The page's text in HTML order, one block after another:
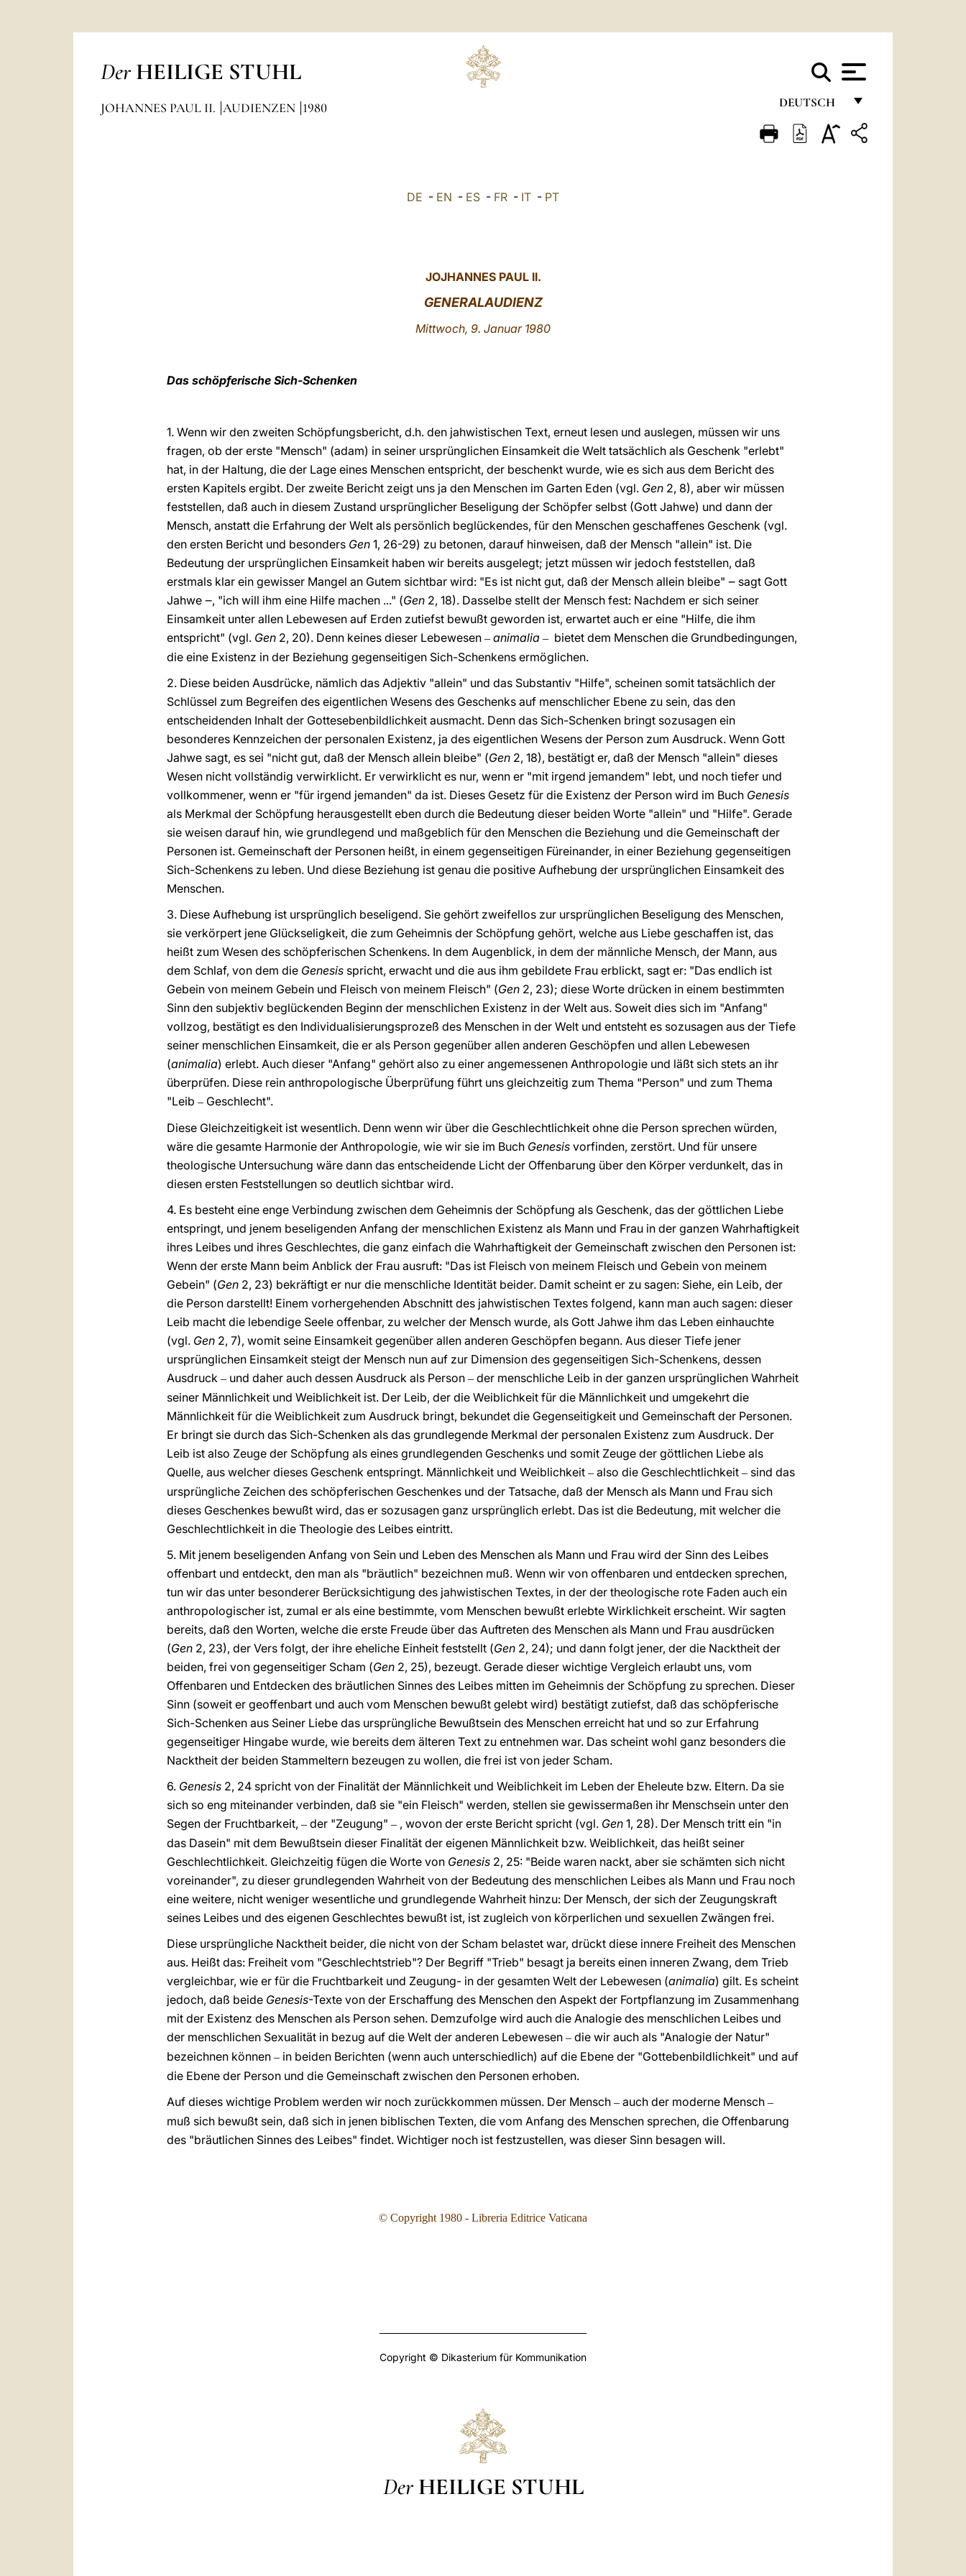
Der HEILIGE STUHL
DEUTSCH
FRANÇAIS
JOHANNES PAUL II. AUDIENZEN 1980
DE - EN - ES - FR - IT - PT
JOJHANNES PAUL II.
GENERALAUDIENZ
Mittwoch, 9. Januar 1980
Das schöpferische Sich-Schenken
1. Wenn wir den zweiten Schöpfungsbericht, d.h. den jahwistischen Text, erneut lesen und auslegen, müssen wir uns
fragen, ob der erste "Mensch" (adam) in seiner ursprünglichen Einsamkeit die Welt tatsächlich als Geschenk "erlebt"
hat, in der Haltung, die der Lage eines Menschen entspricht, der beschenkt wurde, wie es sich aus dem Bericht des
ersten Kapitels ergibt. Der zweite Bericht zeigt uns ja den Menschen im Garten Eden (vgl. Gen 2, 8), aber wir müssen
feststellen, daß auch in diesem Zustand ursprünglicher Beseligung der Schöpfer selbst (Gott Jahwe) und dann der
Mensch, anstatt die Erfahrung der Welt als persönlich beglückendes, für den Menschen geschaffenes Geschenk (vgl.
den ersten Bericht und besonders Gen 1, 26-29) zu betonen, darauf hinweisen, daß der Mensch "allein" ist. Die
Bedeutung der ursprünglichen Einsamkeit haben wir bereits ausgelegt; jetzt müssen wir jedoch feststellen, daß
erstmals klar ein gewisser Mangel an Gutem sichtbar wird: "Es ist nicht gut, daß der Mensch allein bleibe" ‒ sagt Gott
Jahwe ‒, "ich will ihm eine Hilfe machen ..." (Gen 2, 18). Dasselbe stellt der Mensch fest: Nachdem er sich seiner
Einsamkeit unter allen Lebewesen auf Erden zutiefst bewußt geworden ist, erwartet auch er eine "Hilfe, die ihm
entspricht" (vgl. Gen 2, 20). Denn keines dieser Lebewesen ‒ animalia ‒ bietet dem Menschen die Grundbedingungen,
die eine Existenz in der Beziehung gegenseitigen Sich-Schenkens ermöglichen.
2. Diese beiden Ausdrücke, nämlich das Adjektiv "allein" und das Substantiv "Hilfe", scheinen somit tatsächlich der
Schlüssel zum Begreifen des eigentlichen Wesens des Geschenks auf menschlicher Ebene zu sein, das den
entscheidenden Inhalt der Gottesebenbildlichkeit ausmacht. Denn das Sich-Schenken bringt sozusagen ein
besonderes Kennzeichen der personalen Existenz, ja des eigentlichen Wesens der Person zum Ausdruck. Wenn Gott
Jahwe sagt, es sei "nicht gut, daß der Mensch allein bleibe" (Gen 2, 18), bestätigt er, daß der Mensch "allein" dieses
Wesen nicht vollständig verwirklicht. Er verwirklicht es nur, wenn er "mit irgend jemandem" lebt, und noch tiefer und
vollkommener, wenn er "für irgend jemanden" da ist. Dieses Gesetz für die Existenz der Person wird im Buch Genesis
als Merkmal der Schöpfung herausgestellt eben durch die Bedeutung dieser beiden Worte "allein" und "Hilfe". Gerade
sie weisen darauf hin, wie grundlegend und maßgeblich für den Menschen die Beziehung und die Gemeinschaft der
Personen ist. Gemeinschaft der Personen heißt, in einem gegenseitigen Füreinander, in einer Beziehung gegenseitigen
Sich-Schenkens zu leben. Und diese Beziehung ist genau die positive Aufhebung der ursprünglichen Einsamkeit des
Menschen.
3. Diese Aufhebung ist ursprünglich beseligend. Sie gehört zweifellos zur ursprünglichen Beseligung des Menschen,
sie verkörpert jene Glückseligkeit, die zum Geheimnis der Schöpfung gehört, welche aus Liebe geschaffen ist, das
heißt zum Wesen des schöpferischen Schenkens. In dem Augenblick, in dem der männliche Mensch, der Mann, aus
dem Schlaf, von dem die Genesis spricht, erwacht und die aus ihm gebildete Frau erblickt, sagt er: "Das endlich ist
Gebein von meinem Gebein und Fleisch von meinem Fleisch" (Gen 2, 23); diese Worte drücken in einem bestimmten
Sinn den subjektiv beglückenden Beginn der menschlichen Existenz in der Welt aus. Soweit dies sich im "Anfang"
vollzog, bestätigt es den Individualisierungsprozeß des Menschen in der Welt und entsteht es sozusagen aus der Tiefe
seiner menschlichen Einsamkeit, die er als Person gegenüber allen anderen Geschöpfen und allen Lebewesen
(animalia) erlebt. Auch dieser "Anfang" gehört also zu einer angemessenen Anthropologie und läßt sich stets an ihr
überprüfen. Diese rein anthropologische Überprüfung führt uns gleichzeitig zum Thema "Person" und zum Thema
"Leib ‒ Geschlecht".
Diese Gleichzeitigkeit ist wesentlich. Denn wenn wir über die Geschlechtlichkeit ohne die Person sprechen würden,
wäre die gesamte Harmonie der Anthropologie, wie wir sie im Buch Genesis vorfinden, zerstört. Und für unsere
theologische Untersuchung wäre dann das entscheidende Licht der Offenbarung über den Körper verdunkelt, das in
diesen ersten Feststellungen so deutlich sichtbar wird.
4. Es besteht eine enge Verbindung zwischen dem Geheimnis der Schöpfung als Geschenk, das der göttlichen Liebe
entspringt, und jenem beseligenden Anfang der menschlichen Existenz als Mann und Frau in der ganzen Wahrhaftigkeit
ihres Leibes und ihres Geschlechtes, die ganz einfach die Wahrhaftigkeit der Gemeinschaft zwischen den Personen ist:
Wenn der erste Mann beim Anblick der Frau ausruft: "Das ist Fleisch von meinem Fleisch und Gebein von meinem
Gebein" (Gen 2, 23) bekräftigt er nur die menschliche Identität beider. Damit scheint er zu sagen: Siehe, ein Leib, der
die Person darstellt! Einem vorhergehenden Abschnitt des jahwistischen Textes folgend, kann man auch sagen: dieser
Leib macht die lebendige Seele offenbar, zu welcher der Mensch wurde, als Gott Jahwe ihm das Leben einhauchte
(vgl. Gen 2, 7), womit seine Einsamkeit gegenüber allen anderen Geschöpfen begann. Aus dieser Tiefe jener
ursprünglichen Einsamkeit steigt der Mensch nun auf zur Dimension des gegenseitigen Sich-Schenkens, dessen
Ausdruck ‒ und daher auch dessen Ausdruck als Person ‒ der menschliche Leib in der ganzen ursprünglichen Wahrheit
seiner Männlichkeit und Weiblichkeit ist. Der Leib, der die Weiblichkeit für die Männlichkeit und umgekehrt die
Männlichkeit für die Weiblichkeit zum Ausdruck bringt, bekundet die Gegenseitigkeit und Gemeinschaft der Personen.
Er bringt sie durch das Sich-Schenken als das grundlegende Merkmal der personalen Existenz zum Ausdruck. Der
Leib ist also Zeuge der Schöpfung als eines grundlegenden Geschenks und somit Zeuge der göttlichen Liebe als
Quelle, aus welcher dieses Geschenk entspringt. Männlichkeit und Weiblichkeit ‒ also die Geschlechtlichkeit ‒ sind das
ursprüngliche Zeichen des schöpferischen Geschenkes und der Tatsache, daß der Mensch als Mann und Frau sich
dieses Geschenkes bewußt wird, das er sozusagen ganz ursprünglich erlebt. Das ist die Bedeutung, mit welcher die
Geschlechtlichkeit in die Theologie des Leibes eintritt.
5. Mit jenem beseligenden Anfang von Sein und Leben des Menschen als Mann und Frau wird der Sinn des Leibes
offenbart und entdeckt, den man als "bräutlich" bezeichnen muß. Wenn wir von offenbaren und entdecken sprechen,
tun wir das unter besonderer Berücksichtigung des jahwistischen Textes, in der der theologische rote Faden auch ein
anthropologischer ist, zumal er als eine bestimmte, vom Menschen bewußt erlebte Wirklichkeit erscheint. Wir sagten
bereits, daß den Worten, welche die erste Freude über das Auftreten des Menschen als Mann und Frau ausdrücken
(Gen 2, 23), der Vers folgt, der ihre eheliche Einheit feststellt (Gen 2, 24); und dann folgt jener, der die Nacktheit der
beiden, frei von gegenseitiger Scham (Gen 2, 25), bezeugt. Gerade dieser wichtige Vergleich erlaubt uns, vom
Offenbaren und Entdecken des bräutlichen Sinnes des Leibes mitten im Geheimnis der Schöpfung zu sprechen. Dieser
Sinn (soweit er geoffenbart und auch vom Menschen bewußt gelebt wird) bestätigt zutiefst, daß das schöpferische
Sich-Schenken aus Seiner Liebe das ursprüngliche Bewußtsein des Menschen erreicht hat und so zur Erfahrung
gegenseitiger Hingabe wurde, wie bereits dem älteren Text zu entnehmen war. Das scheint wohl ganz besonders die
Nacktheit der beiden Stammeltern bezeugen zu wollen, die frei ist von jeder Scham.
6. Genesis 2, 24 spricht von der Finalität der Männlichkeit und Weiblichkeit im Leben der Eheleute bzw. Eltern. Da sie
sich so eng miteinander verbinden, daß sie "ein Fleisch" werden, stellen sie gewissermaßen ihr Menschsein unter den
Segen der Fruchtbarkeit, ‒ der "Zeugung" ‒ , wovon der erste Bericht spricht (vgl. Gen 1, 28). Der Mensch tritt ein "in
das Dasein" mit dem Bewußtsein dieser Finalität der eigenen Männlichkeit bzw. Weiblichkeit, das heißt seiner
Geschlechtlichkeit. Gleichzeitig fügen die Worte von Genesis 2, 25: "Beide waren nackt, aber sie schämten sich nicht
voreinander", zu dieser grundlegenden Wahrheit von der Bedeutung des menschlichen Leibes als Mann und Frau noch
eine weitere, nicht weniger wesentliche und grundlegende Wahrheit hinzu: Der Mensch, der sich der Zeugungskraft
seines Leibes und des eigenen Geschlechtes bewußt ist, ist zugleich von körperlichen und sexuellen Zwängen frei.
Diese ursprüngliche Nacktheit beider, die nicht von der Scham belastet war, drückt diese innere Freiheit des Menschen
aus. Heißt das: Freiheit vom "Geschlechtstrieb"? Der Begriff "Trieb" besagt ja bereits einen inneren Zwang, dem Trieb
vergleichbar, wie er für die Fruchtbarkeit und Zeugung- in der gesamten Welt der Lebewesen (animalia) gilt. Es scheint
jedoch, daß beide Genesis-Texte von der Erschaffung des Menschen den Aspekt der Fortpflanzung im Zusammenhang
mit der Existenz des Menschen als Person sehen. Demzufolge wird auch die Analogie des menschlichen Leibes und
der menschlichen Sexualität in bezug auf die Welt der anderen Lebewesen ‒ die wir auch als "Analogie der Natur"
bezeichnen können ‒ in beiden Berichten (wenn auch unterschiedlich) auf die Ebene der "Gottebenbildlichkeit" und auf
die Ebene der Person und die Gemeinschaft zwischen den Personen erhoben.
Auf dieses wichtige Problem werden wir noch zurückkommen müssen. Der Mensch ‒ auch der moderne Mensch ‒
muß sich bewußt sein, daß sich in jenen biblischen Texten, die vom Anfang des Menschen sprechen, die Offenbarung
des "bräutlichen Sinnes des Leibes" findet. Wichtiger noch ist festzustellen, was dieser Sinn besagen will.
© Copyright 1980 - Libreria Editrice Vaticana
Copyright © Dikasterium für Kommunikation
Der HEILIGE STUHL